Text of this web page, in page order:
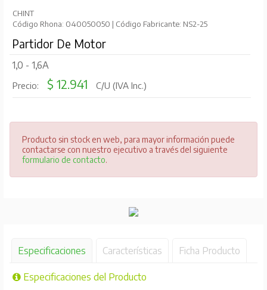
CHINT
Código Rhona: 040050050 | Código Fabricante: NS2-25
Partidor De Motor
1,0 - 1,6A
Precio: $ 12.941 C/U (IVA Inc.)
Producto sin stock en web, para mayor información puede
contactarse con nuestro ejecutivo a través del siguiente
formulario de contacto.
Especificaciones Características Ficha Producto
Especificaciones del Producto